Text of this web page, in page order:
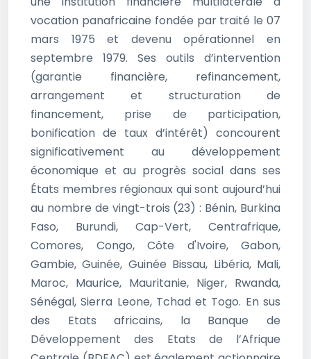
vocation panafricaine fondée par traité le 07
mars 1975 et devenu opérationnel en
septembre 1979. Ses outils d’intervention
(garantie financière, refinancement,
arrangement et structuration de
financement, prise de participation,
bonification de taux d’intérêt) concourent
significativement au développement
économique et au progrès social dans ses
États membres régionaux qui sont aujourd’hui
au nombre de vingt-trois (23) : Bénin, Burkina
Faso, Burundi, Cap-Vert, Centrafrique,
Comores, Congo, Côte d'Ivoire, Gabon,
Gambie, Guinée, Guinée Bissau, Libéria, Mali,
Maroc, Maurice, Mauritanie, Niger, Rwanda,
Sénégal, Sierra Leone, Tchad et Togo. En sus
des Etats africains, la Banque de
Développement des Etats de l’Afrique